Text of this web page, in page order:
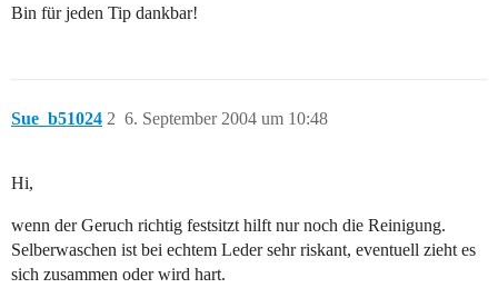
Bin für jeden Tip dankbar!
Sue_b51024 6. September 2004 um 10:48
2
Hi,
wenn der Geruch richtig festsitzt hilft nur noch die Reinigung.
Selberwaschen ist bei echtem Leder sehr riskant, eventuell zieht es
sich zusammen oder wird hart.